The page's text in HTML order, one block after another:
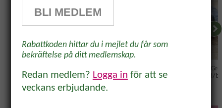
3945 kr 10749 kr
LED-lampa
4W E14 röd/
få 10% rabatt på ett köp* Tips,
inkorgen.
BLI MEDLEM
Rabattkoden hittar du i mejlet du får som
bekräftelse på ditt medlemskap.
Redan medlem? Logga in för att se
veckans erbjudande.